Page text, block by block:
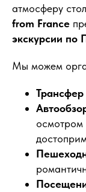
атмосферу
from France
экскурсии по
Мы можем
Трансфер
осмотром